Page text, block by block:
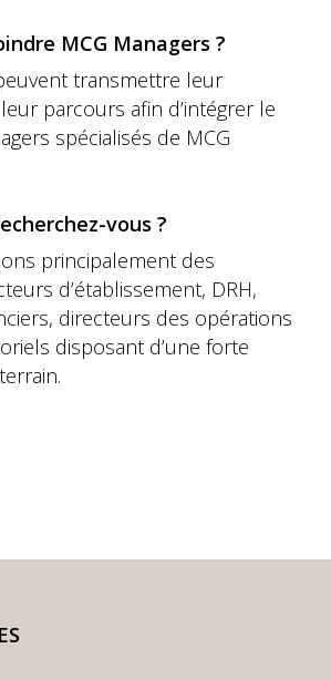
MCG Managers ?
transmettre leur
parcours afin d’intégrer le
spécialisés de MCG
vous ?
principalement des
d’établissement, DRH,
directeurs des opérations
disposant d’une forte